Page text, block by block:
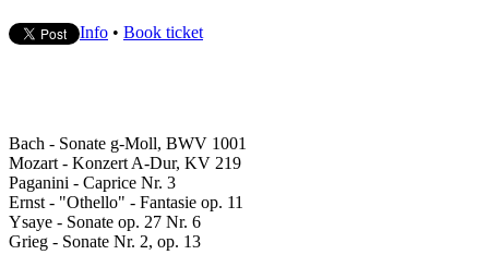
Info • Book ticket
Bach - Sonate g-Moll, BWV 1001
Mozart - Konzert A-Dur, KV 219
Paganini - Caprice Nr. 3
Ernst - "Othello" - Fantasie op. 11
Ysaye - Sonate op. 27 Nr. 6
Grieg - Sonate Nr. 2, op. 13